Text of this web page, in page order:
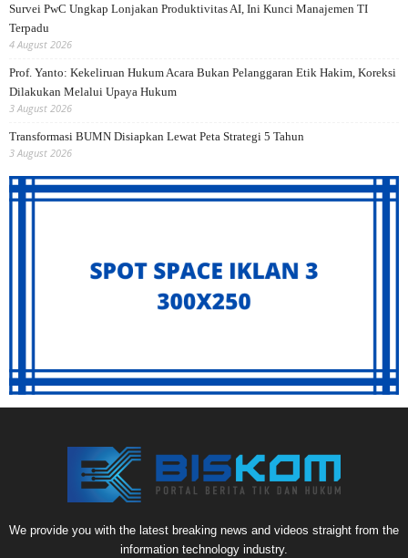
Survei PwC Ungkap Lonjakan Produktivitas AI, Ini Kunci Manajemen TI
Terpadu
4 August 2026
Prof. Yanto: Kekeliruan Hukum Acara Bukan Pelanggaran Etik Hakim, Koreksi
Dilakukan Melalui Upaya Hukum
3 August 2026
Transformasi BUMN Disiapkan Lewat Peta Strategi 5 Tahun
3 August 2026
We provide you with the latest breaking news and videos straight from the
information technology industry.